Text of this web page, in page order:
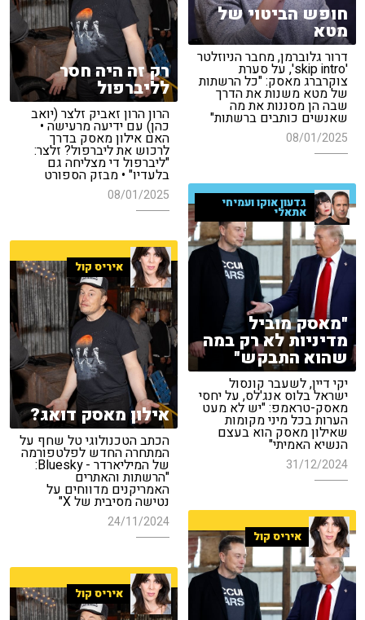
חופש הביטוי של
מטא
דרור גלוברמן, מחבר הניוזלטר
'skip intro', על סערת
צוקרברג מאסק: "כל הרשתות
של מטא משנות את הדרך
שבה הן מסננות את מה
שאנשים כותבים ברשתות"
08/01/2025
רק זה היה חסר
לליברפול
הרון הרון זאביק זלצר (יואב
כהן) עם ידיעה מרעישה •
האם אילון מאסק בדרך
לרכוש את ליברפול? זלצר:
"ליברפול די מצליחה גם
בלעדיו" • מבזק הספורט
08/01/2025 גדעון אוקו ועמיחי
אתאלי
"מאסק מוביל
מדיניות לא רק במה
שהוא התבקש"
יקי דיין, לשעבר קונסול
ישראל בלוס אנג'לס, על יחסי
מאסק-טראמפ: "יש לא מעט
הערות בכל מיני מקומות
שאילון מאסק הוא בעצם
הנשיא האמיתי"
31/12/2024
איריס קול
אילון מאסק דואג?
הכתב הטכנולוגי טל שחף על
המתחרה החדש לפלטפורמה
של המיליארדר - Bluesky:
"הרשתות והאתרים
האמריקנים מדווחים על
נטישה מסיבית של X"
24/11/2024
איריס קול
איריס קול